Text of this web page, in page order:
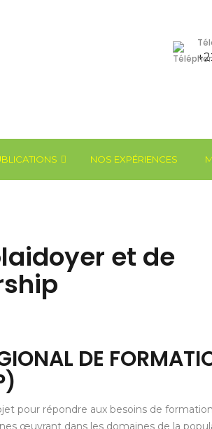
NOS EXPÉRIENCES
et de
DE
pour répondre aux besoins de
œuvrant dans les domaines de la